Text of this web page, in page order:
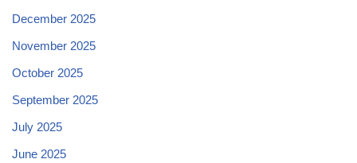
December 2025
November 2025
October 2025
September 2025
July 2025
June 2025